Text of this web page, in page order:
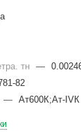
тн —
82
— Ат600К;Ат-IVК